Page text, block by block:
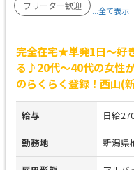
フリーター歓迎
...全て表示
完全在宅★単発1日～好
る♪20代～40代の女性
のらくらく登録！西山(
給与 日給
勤務地 新潟県